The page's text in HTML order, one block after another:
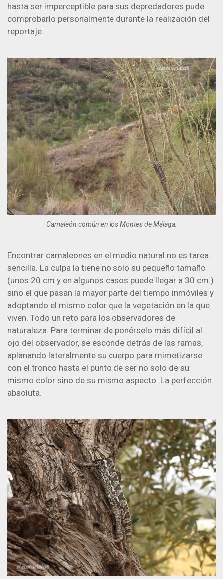
hasta ser imperceptible para sus depredadores pude
comprobarlo personalmente durante la realización del
reportaje.
Camaleón común en los Montes de Málaga.
Encontrar camaleones en el medio natural no es tarea
sencilla. La culpa la tiene no solo su pequeño tamaño
(unos 20 cm y en algunos casos puede llegar a 30 cm.)
sino el que pasan la mayor parte del tiempo inmóviles y
adoptando el mismo color que la vegetación en la que
viven. Todo un reto para los observadores de
naturaleza. Para terminar de ponérselo más difícil al
ojo del observador, se esconde detrás de las ramas,
aplanando lateralmente su cuerpo para mimetizarse
con el tronco hasta el punto de ser no solo de su
mismo color sino de su mismo aspecto. La perfección
absoluta.